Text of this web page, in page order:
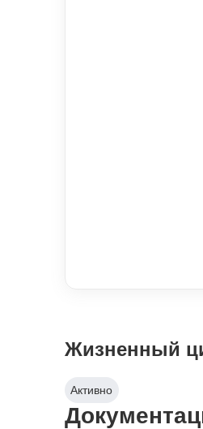
Жизненный
Активно